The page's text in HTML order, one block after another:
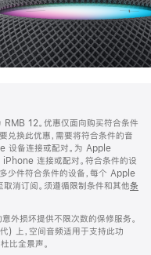
RMB 12。优惠仅面向购买符合条件
换此优惠，需要将符合条件的音
设备连接或配对。为 Apple
连接或配对。符合条件的设
少件符合条件的设备，每个 Apple
取消订阅。须遵循限制条件和其他条
损坏提供不限次数的保修服务。
上，空间音频适用于支持此功
比全景声。